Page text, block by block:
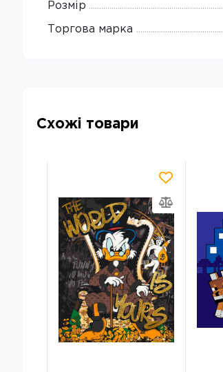
Розмір
Торгова марка
Схожі товари